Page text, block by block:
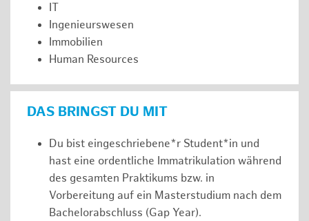
IT
Ingenieurswesen
Immobilien
Human Resources
DAS BRINGST DU MIT
Du bist eingeschriebene*r Student*in und
hast eine ordentliche Immatrikulation während
des gesamten Praktikums bzw. in
Vorbereitung auf ein Masterstudium nach dem
Bachelorabschluss (Gap Year).